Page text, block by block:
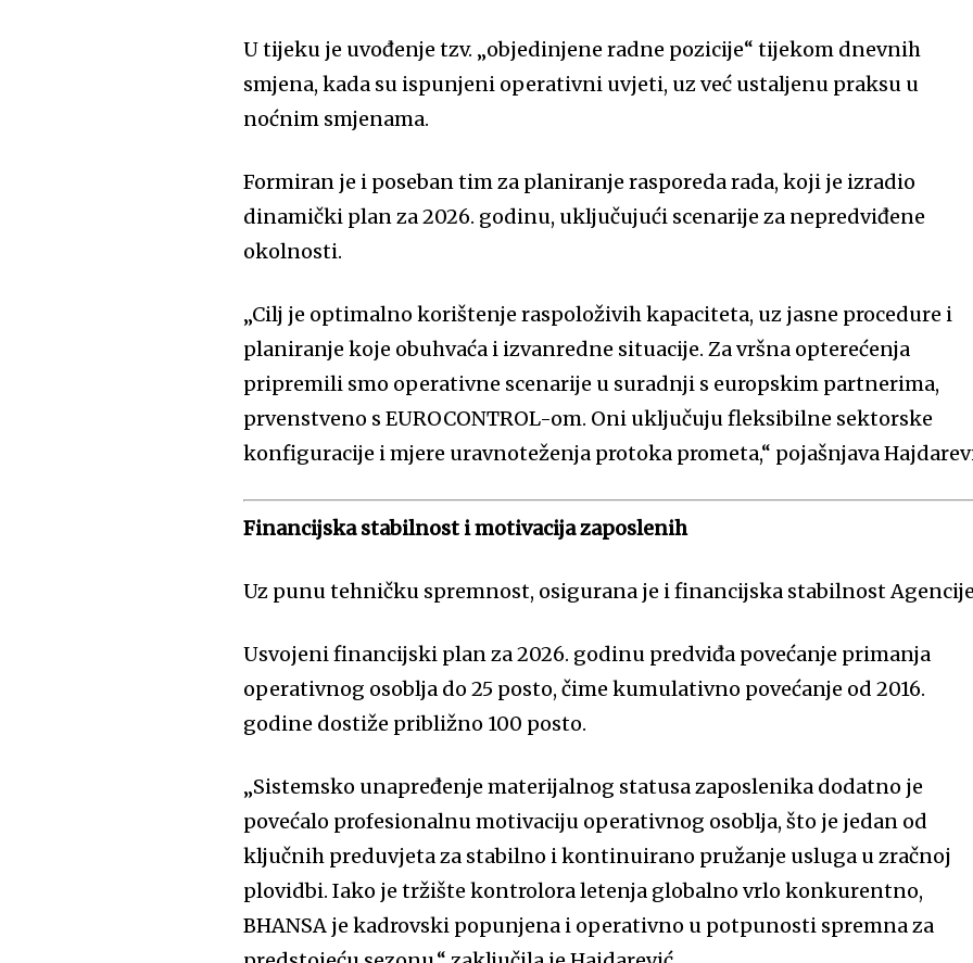
U tijeku je uvođenje tzv. „objedinjene radne pozicije“ tijekom dnevnih
smjena, kada su ispunjeni operativni uvjeti, uz već ustaljenu praksu u
noćnim smjenama.
Formiran je i poseban tim za planiranje rasporeda rada, koji je izradio
dinamički plan za 2026. godinu, uključujući scenarije za nepredviđene
okolnosti.
„Cilj je optimalno korištenje raspoloživih kapaciteta, uz jasne procedure i
planiranje koje obuhvaća i izvanredne situacije. Za vršna opterećenja
pripremili smo operativne scenarije u suradnji s europskim partnerima,
prvenstveno s EUROCONTROL-om. Oni uključuju fleksibilne sektorske
konfiguracije i mjere uravnoteženja protoka prometa,“ pojašnjava
Financijska stabilnost i motivacija zaposlenih
Uz punu tehničku spremnost, osigurana je i financijska stabilnost
Usvojeni financijski plan za 2026. godinu predviđa povećanje primanja
operativnog osoblja do 25 posto, čime kumulativno povećanje od 2016.
godine dostiže približno 100 posto.
„Sistemsko unapređenje materijalnog statusa zaposlenika dodatno je
povećalo profesionalnu motivaciju operativnog osoblja, što je jedan od
ključnih preduvjeta za stabilno i kontinuirano pružanje usluga u zračnoj
plovidbi. Iako je tržište kontrolora letenja globalno vrlo konkurentno,
BHANSA je kadrovski popunjena i operativno u potpunosti spremna za